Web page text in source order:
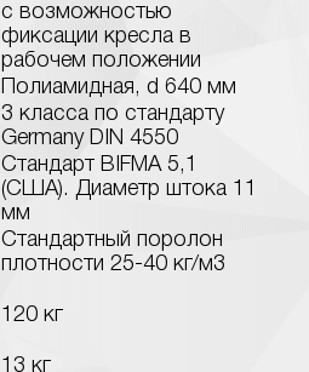
с возможностью
фиксации кресла в
рабочем положении
Полиамидная, d 640 мм
3 класса по стандарту
Germany DIN 4550
Стандарт BIFMA 5,1
(США). Диаметр штока 11
мм
Стандартный поролон
плотности 25-40 кг/м3
120 кг
13 кг